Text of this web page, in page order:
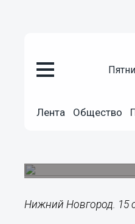
Лента Общество
Почти 3,6
Нижний Новгород. 15